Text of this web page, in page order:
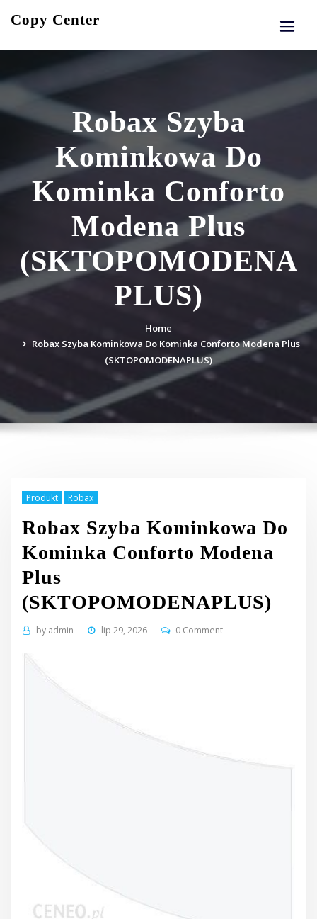
Copy Center
Robax Szyba
Kominkowa Do
Kominka Conforto
Modena Plus
(SKTOPOMODENA
PLUS)
Home
Robax Szyba Kominkowa Do Kominka Conforto Modena Plus
(SKTOPOMODENAPLUS)
Produkt Robax
Robax Szyba Kominkowa Do
Kominka Conforto Modena
Plus
(SKTOPOMODENAPLUS)
by admin lip 29, 2026 0 Comment